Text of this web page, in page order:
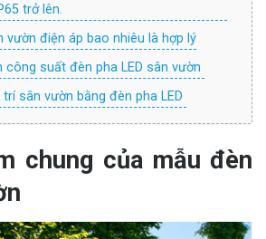
trở lên.
vườn điện áp bao nhiêu là hợp lý
công suất đèn pha LED sân vườn
sân vườn bằng đèn pha LED
chung của mẫu đèn